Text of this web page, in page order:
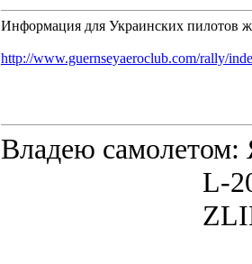
Информация для Украинских пилотов
http://www.guernseyaeroclub.com/rally/
Владею
L-200D
ZLIN 526